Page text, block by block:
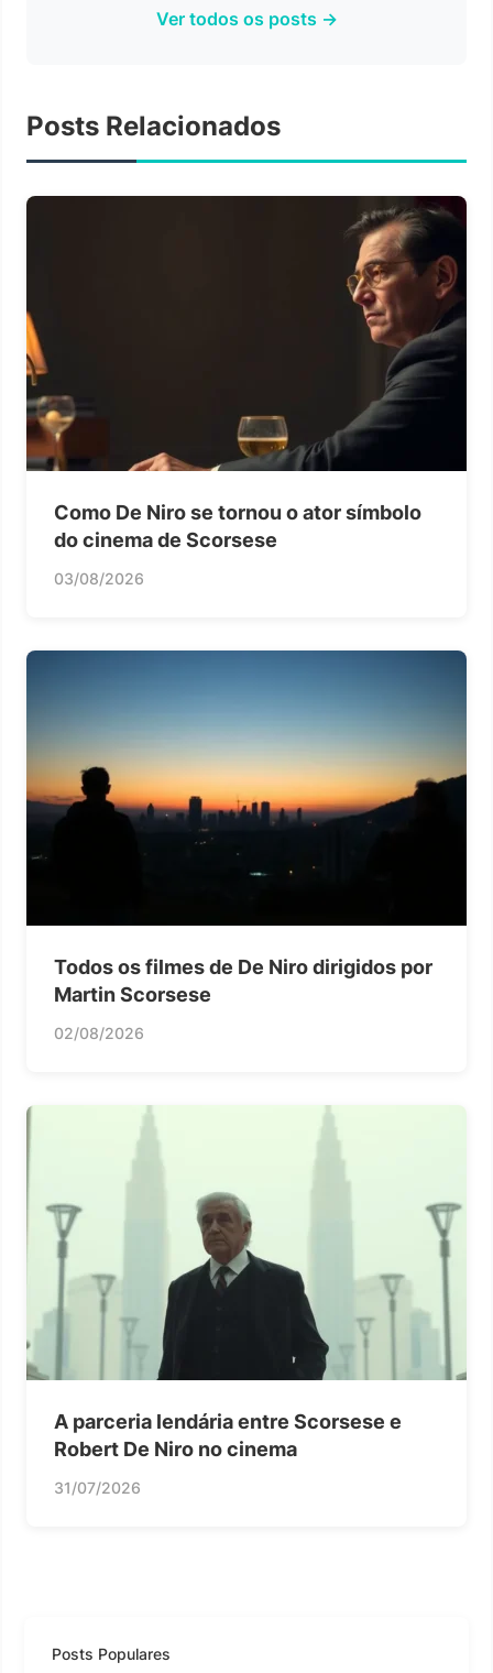
Ver todos os posts →
Posts Relacionados
Como De Niro se tornou o ator símbolo
do cinema de Scorsese
03/08/2026
Todos os filmes de De Niro dirigidos por
Martin Scorsese
02/08/2026
A parceria lendária entre Scorsese e
Robert De Niro no cinema
31/07/2026
Posts Populares